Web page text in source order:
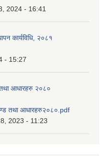
2024 - 16:41
कार्यविधि, २०८१
- 15:27
तथा आधारहरु २०८०
तथा आधारहरु२०८०.pdf
2023 - 11:23